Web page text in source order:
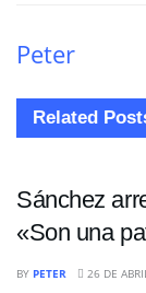
Peter
Related
Sánchez
«Son una
BY PETER 26 DE